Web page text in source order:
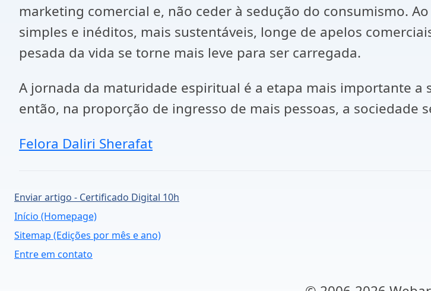
marketing comercial e, não ceder à sedução do consumismo.
simples e inéditos, mais sustentáveis, longe de apelos
pesada da vida se torne mais leve para ser carregada.
A jornada da maturidade espiritual é a etapa mais importante
então, na proporção de ingresso de mais pessoas, a sociedade
Felora Daliri Sherafat
Enviar artigo - Certificado Digital 10h
Início (Homepage)
Sitemap (Edições por mês e ano)
Entre em contato